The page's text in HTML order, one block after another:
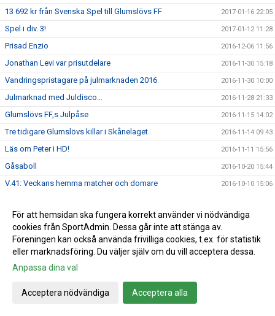
13 692 kr från Svenska Spel till Glumslövs FF 2017-01-16 22:05
Spel i div. 3! 2017-01-12 11:28
Prisad Enzio 2016-12-06 11:56
Jonathan Levi var prisutdelare 2016-11-30 15:18
Vandringspristagare på julmarknaden 2016 2016-11-30 10:00
Julmarknad med Juldisco… 2016-11-28 21:33
Glumslövs FF,s Julpåse 2016-11-15 14:02
Tre tidigare Glumslövs killar i Skånelaget 2016-11-14 09:43
Läs om Peter i HD! 2016-11-11 15:56
Gåsaboll 2016-10-20 15:44
V.41: Veckans hemma matcher och domare 2016-10-10 15:06
V.40: Veckans hemma matcher och domare 2016-10-03 15:12
V.39: Veckans hemma-matcher och domare 2016-09-26 10:57
V.38: veckan hemmamatcher och domare 2016-09-19 12:41
Info brev augusti 2016
För att hemsidan ska fungera korrekt använder vi nödvändiga
cookies från SportAdmin. Dessa går inte att stänga av.
Föreningen kan också använda frivilliga cookies, t.ex. för statistik
eller marknadsföring. Du väljer själv om du vill acceptera dessa.
Anpassa dina val
Acceptera nödvändiga Acceptera alla